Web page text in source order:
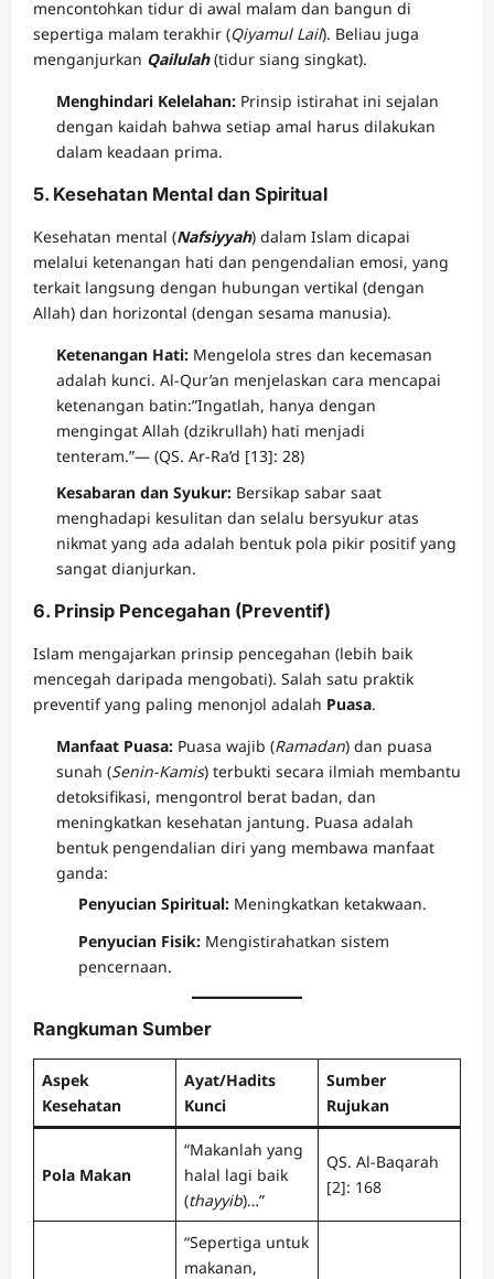
mencontohkan tidur di awal malam dan bangun di
sepertiga malam terakhir (Qiyamul Lail). Beliau juga
menganjurkan Qailulah(tidur siang singkat).
Menghindari Kelelahan: Prinsip istirahat ini sejalan
dengan kaidah bahwa setiap amal harus dilakukan
dalam keadaan prima.
5. Kesehatan Mental dan Spiritual
Kesehatan mental (Nafsiyyah) dalam Islam dicapai
melalui ketenangan hati dan pengendalian emosi, yang
terkait langsung dengan hubungan vertikal (dengan
Allah) dan horizontal (dengan sesama manusia).
Ketenangan Hati: Mengelola stres dan kecemasan
adalah kunci. Al-Qur’an menjelaskan cara mencapai
ketenangan batin:”Ingatlah, hanya dengan
mengingat Allah (dzikrullah) hati menjadi
tenteram.”— (QS. Ar-Ra’d [13]: 28)
Kesabaran dan Syukur: Bersikap sabar saat
menghadapi kesulitan dan selalu bersyukur atas
nikmat yang ada adalah bentuk pola pikir positif yang
sangat dianjurkan.
6. Prinsip Pencegahan (Preventif)
Islam mengajarkan prinsip pencegahan (lebih baik
mencegah daripada mengobati). Salah satu praktik
preventif yang paling menonjol adalah Puasa.
Manfaat Puasa: Puasa wajib (Ramadan) dan puasa
sunah (Senin-Kamis) terbukti secara ilmiah membantu
detoksifikasi, mengontrol berat badan, dan
meningkatkan kesehatan jantung. Puasa adalah
bentuk pengendalian diri yang membawa manfaat
ganda:
Penyucian Spiritual: Meningkatkan ketakwaan.
Penyucian Fisik: Mengistirahatkan sistem
pencernaan.
Rangkuman Sumber
Aspek
Kesehatan
Ayat/Hadits
Kunci
Sumber
Rujukan
Pola Makan
“Makanlah yang
halal lagi baik
(thayyib)…”
QS. Al-Baqarah
[2]: 168
“Sepertiga untuk
makanan,